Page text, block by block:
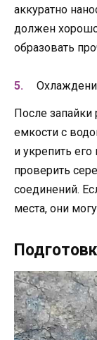
аккуратно
должен хорошо
образовать
После запайки
емкости с
и укрепить
проверить
соединений.
места, они